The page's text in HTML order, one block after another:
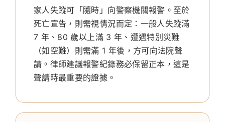
家人失蹤可「隨時」向警察機關報警。至於
死亡宣告，則需視情況而定：一般人失蹤滿
7 年、80 歲以上滿 3 年、遭遇特別災難
（如空難）則需滿 1 年後，方可向法院聲
請。律師建議報警紀錄務必保留正本，這是
聲請時最重要的證據。